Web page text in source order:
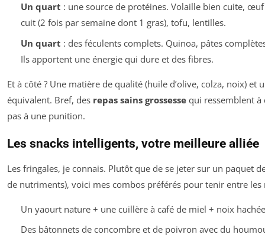
Un quart : une source de protéines. Volaille bien cuite,
cuit (2 fois par semaine dont 1 gras), tofu, lentilles.
Un quart : des féculents complets. Quinoa, pâtes
Ils apportent une énergie qui dure et des fibres.
Et à côté ? Une matière de qualité (huile d’olive, colza, noix) et
équivalent. Bref, des repas sains grossesse qui ressemblent à
pas à une punition.
Les snacks intelligents, votre meilleure alliée
Les fringales, je connais. Plutôt que de se jeter sur un paquet
de nutriments), voici mes combos préférés pour tenir entre les
Un yaourt nature + une cuillère à café de miel + noix
Des bâtonnets de concombre et de poivron avec du